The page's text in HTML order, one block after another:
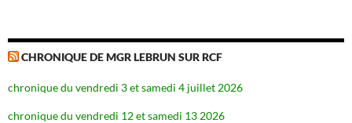
CHRONIQUE DE MGR LEBRUN SUR RCF
chronique du vendredi 3 et samedi 4 juillet 2026
chronique du vendredi 12 et samedi 13 2026